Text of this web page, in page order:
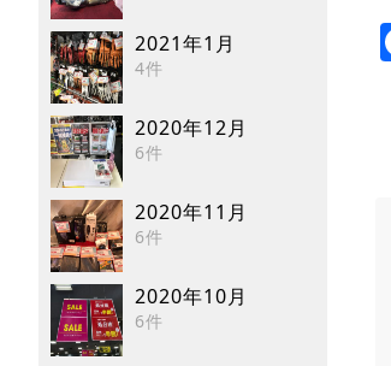
2021年1月
4件
2020年12月
6件
2020年11月
6件
2020年10月
6件